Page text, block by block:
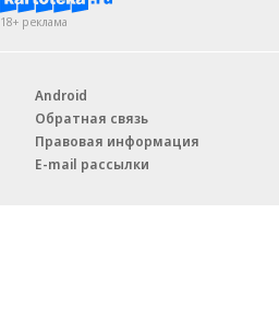
18+ реклама
Android
Обратная связь
Правовая информация
E-mail рассылки